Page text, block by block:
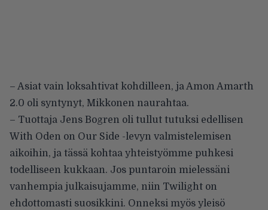
– Asiat vain loksahtivat kohdilleen, ja Amon Amarth
2.0 oli syntynyt, Mikkonen naurahtaa.
– Tuottaja Jens Bogren oli tullut tutuksi edellisen
With Oden on Our Side -levyn valmistelemisen
aikoihin, ja tässä kohtaa yhteistyömme puhkesi
todelliseen kukkaan. Jos puntaroin mielessäni
vanhempia julkaisujamme, niin Twilight on
ehdottomasti suosikkini. Onneksi myös yleisö